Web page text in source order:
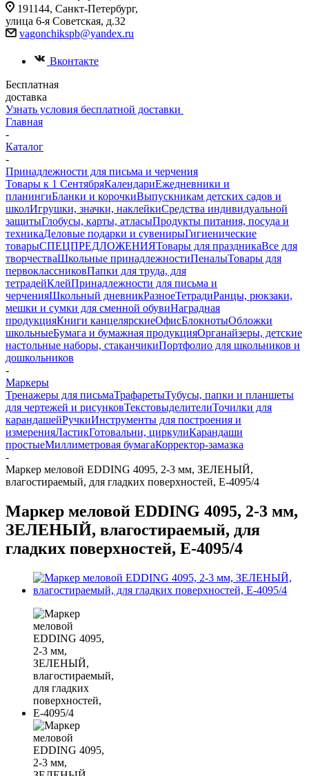
191144, Санкт-Петербург,
улица 6-я Советская, д.32
vagonchikspb@yandex.ru
Вконтакте
Бесплатная
доставка
Узнать условия бесплатной доставки
Главная
-
Каталог
-
Принадлежности для письма и черчения
Товары к 1 СентябряКалендариЕжедневники и
планингиБланки и корочкиВыпускникам детских садов и
школИгрушки, значки, наклейкиСредства индивидуальной
защитыГлобусы, карты, атласыПродукты питания, посуда и
техникаДеловые подарки и сувенирыГигиенические
товарыСПЕЦПРЕДЛОЖЕНИЯТовары для праздникаВсе для
творчестваШкольные принадлежностиПеналыТовары для
первоклассниковПапки для труда, для
тетрадейКлейПринадлежности для письма и
черченияШкольный дневникРазноеТетрадиРанцы, рюкзаки,
мешки и сумки для сменной обувиНаградная
продукцияКниги канцелярскиеОфисБлокнотыОбложки
школьныеБумага и бумажная продукцияОрганайзеры, детские
настольные наборы, стаканчикиПортфолио для школьников и
дошкольников
-
Маркеры
Тренажеры для письмаТрафаретыТубусы, папки и планшеты
для чертежей и рисунковТекстовыделителиТочилки для
карандашейРучкиИнструменты для построения и
измеренияЛастикГотовальни, циркулиКарандаши
простыеМиллиметровая бумагаКорректор-замазка
-
Маркер меловой EDDING 4095, 2-3 мм, ЗЕЛЕНЫЙ,
влагостираемый, для гладких поверхностей, E-4095/4
Маркер меловой EDDING 4095, 2-3 мм,
ЗЕЛЕНЫЙ, влагостираемый, для
гладких поверхностей, E-4095/4